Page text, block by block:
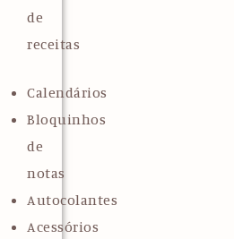
de
receitas
Calendários
Bloquinhos
de
notas
Autocolantes
Acessórios